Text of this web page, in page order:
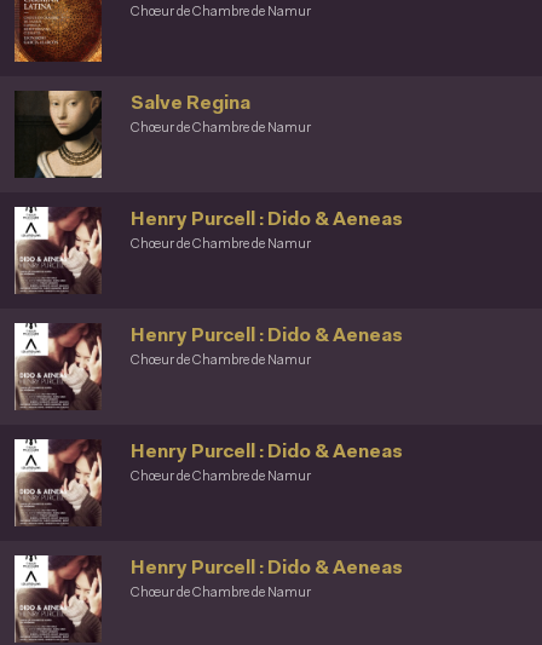
Chœur de Chambre de Namur
Chœur de Chambre de Namur
Salve Regina
Chœur de Chambre de Namur
Henry Purcell : Dido & Aeneas
Chœur de Chambre de Namur
Henry Purcell : Dido & Aeneas
Chœur de Chambre de Namur
Henry Purcell : Dido & Aeneas
Chœur de Chambre de Namur
Henry Purcell : Dido & Aeneas